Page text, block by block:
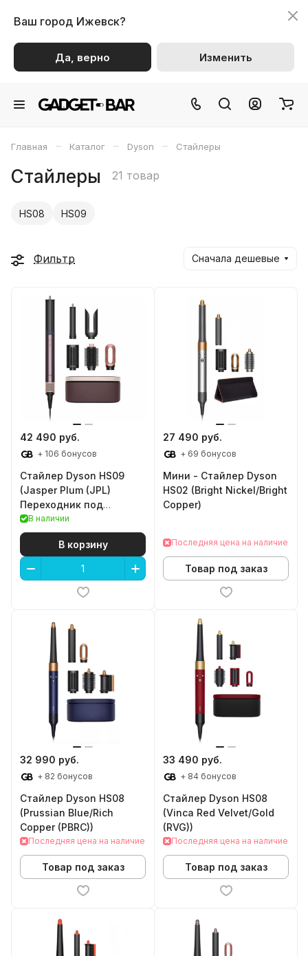
Ваш город Ижевск?
Да, верно Изменить
Главная – Каталог – Dyson – Стайлеры
Стайлеры 21 товар
HS08 HS09
Фильтр Сначала дешевые
42 490 руб.
+ 106 бонусов
Стайлер Dyson HS09
(Jasper Plum (JPL)
Переходник под
розетки РФ (в подарок))
В наличии
В корзину
27 490 руб.
+ 69 бонусов
Мини - Стайлер Dyson
HS02 (Bright Nickel/Bright
Copper)
Последняя цена на наличие
Товар под заказ
32 990 руб.
+ 82 бонусов
Стайлер Dyson HS08
(Prussian Blue/Rich
Copper (PBRC))
Последняя цена на наличие
Товар под заказ
33 490 руб.
+ 84 бонусов
Стайлер Dyson HS08
(Vinca Red Velvet/Gold
(RVG))
Последняя цена на наличие
Товар под заказ